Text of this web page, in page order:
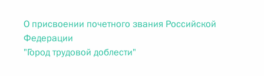
О присвоении почетного звания Российской
Федерации
"Город трудовой доблести"